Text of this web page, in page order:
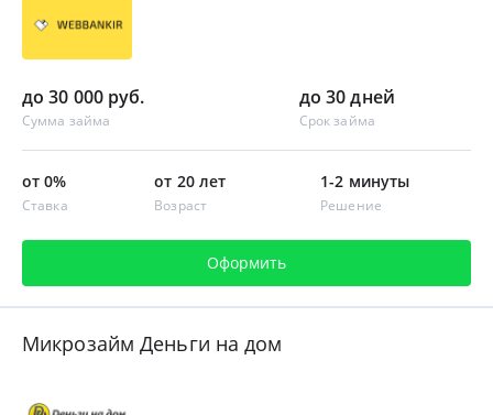
до 30 000 руб.
Сумма займа
до 30 дней
Срок займа
от 0%
Ставка
от 20 лет
Возраст
1-2 минуты
Решение
Оформить
Микрозайм Деньги на дом